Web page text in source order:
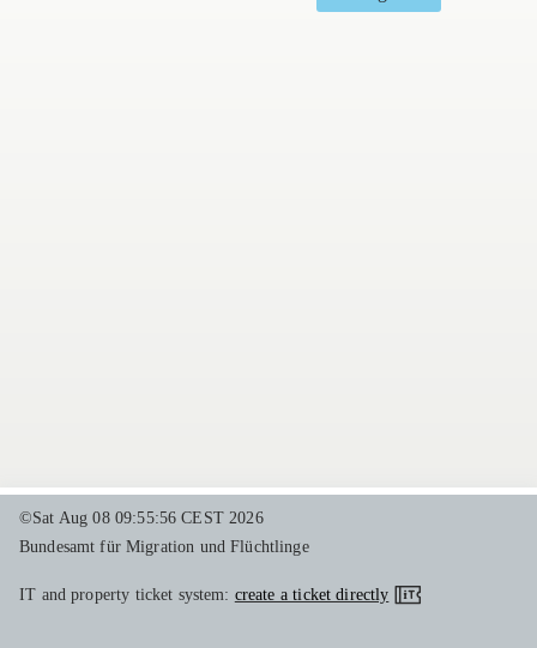
©Sat Aug 08 09:55:56 CEST 2026
Bundesamt für Migration und Flüchtlinge
IT and property ticket system: create a ticket directly